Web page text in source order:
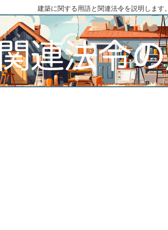
建築に関する用語と関連法令を説明します。